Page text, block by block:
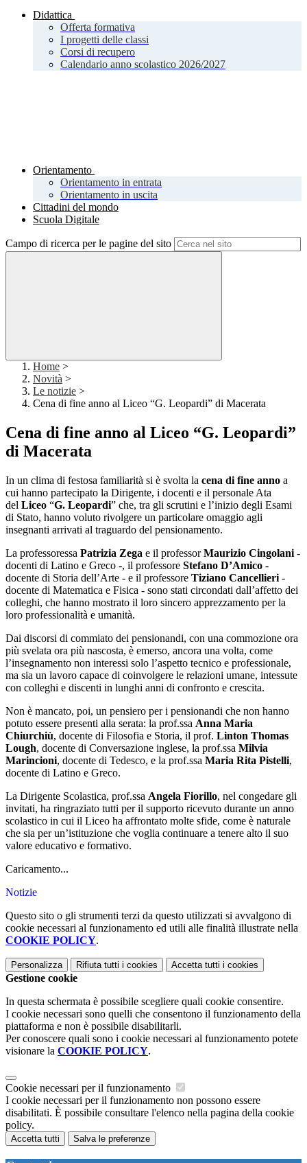
Didattica
Offerta formativa
I progetti delle classi
Corsi di recupero
Calendario anno scolastico 2026/2027
Orientamento
Orientamento in entrata
Orientamento in uscita
Cittadini del mondo
Scuola Digitale
Campo di ricerca per le pagine del sito
Home >
Novità >
Le notizie >
Cena di fine anno al Liceo “G. Leopardi” di Macerata
Cena di fine anno al Liceo “G. Leopardi”
di Macerata
In un clima di festosa familiarità si è svolta la cena di fine anno a
cui hanno partecipato la Dirigente, i docenti e il personale Ata
del Liceo “G. Leopardi” che, tra gli scrutini e l’inizio degli Esami
di Stato, hanno voluto rivolgere un particolare omaggio agli
insegnanti arrivati al traguardo del pensionamento.
La professoressa Patrizia Zega e il professor Maurizio Cingolani -
docenti di Latino e Greco -, il professore Stefano D’Amico -
docente di Storia dell’Arte - e il professore Tiziano Cancellieri -
docente di Matematica e Fisica - sono stati circondati dall’affetto dei
colleghi, che hanno mostrato il loro sincero apprezzamento per la
loro professionalità e umanità.
Dai discorsi di commiato dei pensionandi, con una commozione ora
più svelata ora più nascosta, è emerso, ancora una volta, come
l’insegnamento non interessi solo l’aspetto tecnico e professionale,
ma sia un lavoro capace di coinvolgere le relazioni umane, intessute
con colleghi e discenti in lunghi anni di confronto e crescita.
Non è mancato, poi, un pensiero per i pensionandi che non hanno
potuto essere presenti alla serata: la prof.ssa Anna Maria
Chiurchiù, docente di Filosofia e Storia, il prof. Linton Thomas
Lough, docente di Conversazione inglese, la prof.ssa Milvia
Marincioni, docente di Tedesco, e la prof.ssa Maria Rita Pistelli,
docente di Latino e Greco.
La Dirigente Scolastica, prof.ssa Angela Fiorillo, nel congedare gli
invitati, ha ringraziato tutti per il supporto ricevuto durante un anno
scolastico in cui il Liceo ha affrontato molte sfide, come è naturale
che sia per un’istituzione che voglia continuare a tenere alto il suo
valore educativo e formativo.
Caricamento...
Notizie
Questo sito o gli strumenti terzi da questo utilizzati si avvalgono di
cookie necessari al funzionamento ed utili alle finalità illustrate nella
COOKIE POLICY.
Personalizza Rifiuta tutti i cookies Accetta tutti i cookies
Gestione cookie
In questa schermata è possibile scegliere quali cookie consentire.
I cookie necessari sono quelli che consentono il funzionamento della
piattaforma e non è possibile disabilitarli.
Per conoscere quali sono i cookie necessari al funzionamento potete
visionare la COOKIE POLICY.
Cookie necessari per il funzionamento
I cookie necessari per il funzionamento non possono essere
disabilitati. È possibile consultare l'elenco nella pagina della cookie
policy.
Accetta tutti Salva le preferenze